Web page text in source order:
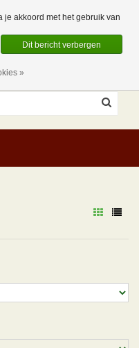
0 Artikelen
je akkoord met het gebruik van
Dit bericht verbergen
»